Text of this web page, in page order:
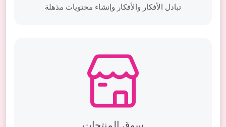
تبادل الأفكار والأفكار وإنشاء محتويات مذهلة